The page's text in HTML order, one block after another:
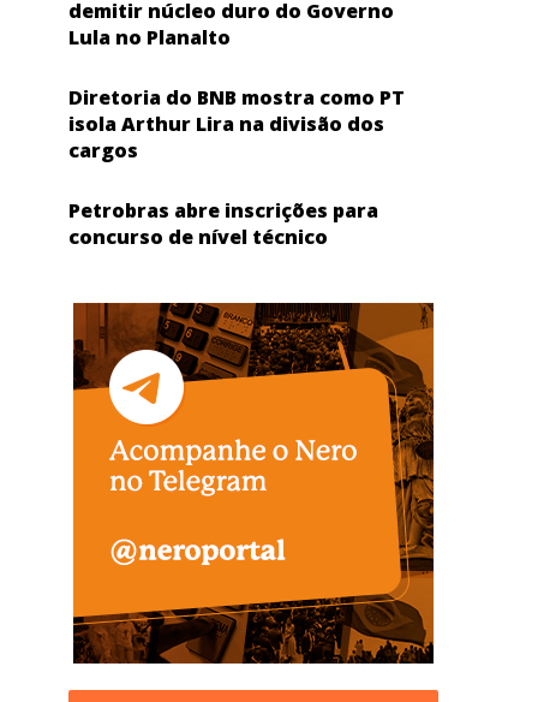
demitir núcleo duro do Governo
Lula no Planalto
Diretoria do BNB mostra como PT
isola Arthur Lira na divisão dos
cargos
Petrobras abre inscrições para
concurso de nível técnico